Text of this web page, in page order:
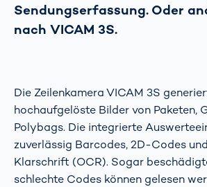
Sendungserfassung. Oder
nach VICAM 3S.
Die Zeilenkamera VICAM 3S
hochaufgelöste Bilder von Paketen,
Polybags. Die integrierte
zuverlässig Barcodes, 2D-Codes
Klarschrift (OCR). Sogar
schlechte Codes können gelesen